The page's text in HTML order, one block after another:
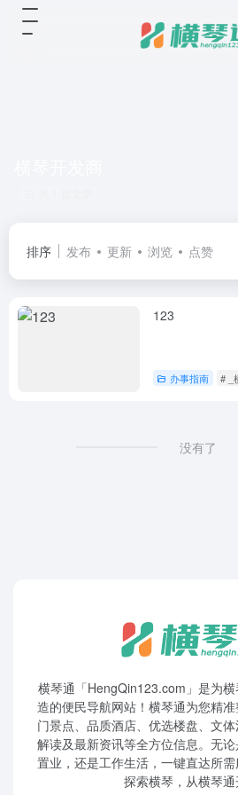
排序 发布 更新 浏览 点赞
123
办事指南 # _
没有了
横琴通「HengQin123.com」是为
造的便民导航网站！横琴通为您精
门景点、品质酒店、优选楼盘、文
解读及最新资讯等全方位信息。无
置业，还是工作生活，一键直达所
探索横琴，从横琴通